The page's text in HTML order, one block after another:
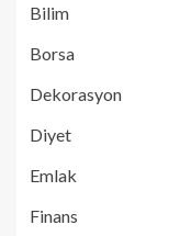
Bilim
Borsa
Dekorasyon
Diyet
Emlak
Finans